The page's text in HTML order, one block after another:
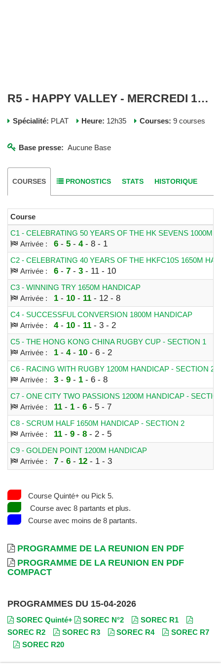
R5 - HAPPY VALLEY - MERCREDI 15 AVRIL 2026
Spécialité: PLAT Heure: 12h35 Courses: 9 courses
Base presse: Aucune Base
COURSES PRONOSTICS STATS HISTORIQUE
Course
C1 - CELEBRATING 50 YEARS OF THE HK SEVENS 1000M
Arrivée :
6- 5- 4- 8 - 1
C2 - CELEBRATING 40 YEARS OF THE HKFC10S 1650M
Arrivée :
6- 7- 3- 11 - 10
C3 - WINNING TRY 1650M HANDICAP
Arrivée :
1 - 10- 11 - 12 - 8
C4 - SUCCESSFUL CONVERSION 1800M HANDICAP
Arrivée :
4- 10- 11 - 3 - 2
C5 - THE HONG KONG CHINA RUGBY CUP - SECTION 1
Arrivée :
1 - 4- 10- 6 - 2
C6 - RACING WITH RUGBY 1200M HANDICAP - SECTION 2
Arrivée :
3- 9- 1 - 6 - 8
C7 - ONE CITY TWO PASSIONS 1200M HANDICAP -
Arrivée :
11 - 1 - 6- 5 - 7
C8 - SCRUM HALF 1650M HANDICAP - SECTION 2
Arrivée :
11 - 9- 8- 2 - 5
C9 - GOLDEN POINT 1200M HANDICAP
Arrivée :
7- 6- 12- 1 - 3
Course Quinté+ ou Pick 5.
Course avec 8 partants et plus.
Course avec moins de 8 partants.
PROGRAMME DE LA REUNION EN PDF
PROGRAMME DE LA REUNION EN PDF
COMPACT
PROGRAMMES DU 15-04-2026
SOREC Quinté+ SOREC N°2
SOREC R1
SOREC R2
SOREC R3 SOREC R4
SOREC R7
SOREC R20